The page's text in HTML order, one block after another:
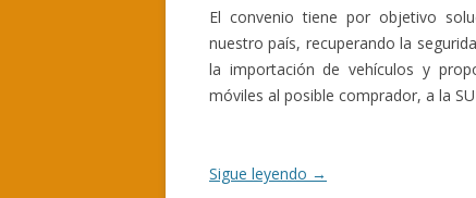
El convenio tiene por objetivo
nuestro país, recuperando la
la importación de vehículos y
móviles al posible comprador, a la
Sigue leyendo →